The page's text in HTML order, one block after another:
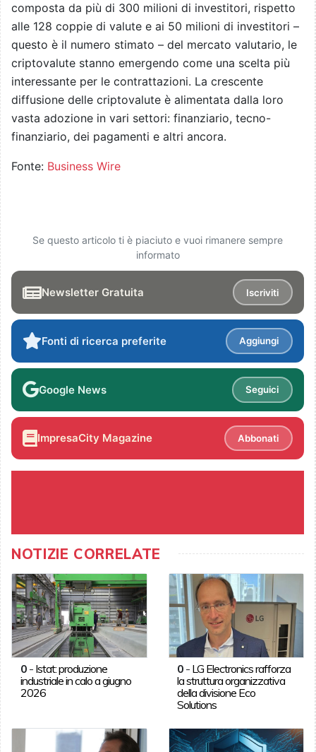
composta da più di 300 milioni di investitori, rispetto
alle 128 coppie di valute e ai 50 milioni di investitori –
questo è il numero stimato – del mercato valutario, le
criptovalute stanno emergendo come una scelta più
interessante per le contrattazioni. La crescente
diffusione delle criptovalute è alimentata dalla loro
vasta adozione in vari settori: finanziario, tecno-
finanziario, dei pagamenti e altri ancora.
Fonte: Business Wire
Se questo articolo ti è piaciuto e vuoi rimanere sempre
informato
Newsletter Gratuita Iscriviti
Fonti di ricerca preferite Aggiungi
Google News Seguici
ImpresaCity Magazine Abbonati
NOTIZIE CORRELATE
0- Istat: produzione
industriale in calo a giugno
2026
0 - LG Electronics rafforza
la struttura organizzativa
della divisione Eco
Solutions